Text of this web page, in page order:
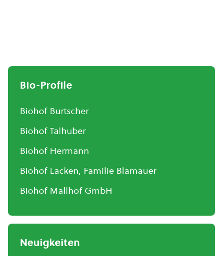
Bio-Profile
Biohof Burtscher
Biohof Talhuber
Biohof Hermann
Biohof Lacken, Familie Blamauer
Biohof Mallhof GmbH
Neuigkeiten